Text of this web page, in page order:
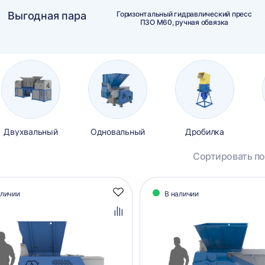
Выгодная пара
Горизонтальный гидравлический пресс
ПЗО М60, ручная обвязка
Двухвальный Одновальный Дробилка
Сортировать
Добавить
Добавить
В наличии